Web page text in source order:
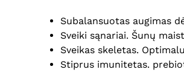
Subalansuotas augimas
Sveiki sąnariai. Šunų
Sveikas skeletas.
Stiprus imunitetas.